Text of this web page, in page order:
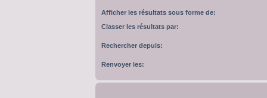
Afficher les résultats sous forme de:
Classer les résultats par:
Rechercher depuis:
Renvoyer les: